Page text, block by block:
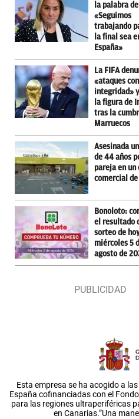
la palabra
«Seguimos
trabajando
la final sea
España»
La FIFA
«ataques
integridad»
la figura de
tras la
Marruecos
Asesinada
de 44 años
pareja en un
comercial
Bonoloto:
el resultado
sorteo de
miércoles 5
agosto de
Esta empresa se ha acogido a
España cofinanciadas con el
para las regiones ultraperiféricas
en Canarias.”Una